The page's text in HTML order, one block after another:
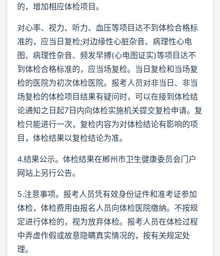
的，增加相应体检项目。
对心率、视力、听力、血压等项目达不到体检合格标
准的，应当日复检;对边缘性心脏杂音、病理性心电
图、病理性杂音、频发早搏(心电图证实)等项目达不
到体检合格标准的，应当场复检。当日复检和当场复
检的医院为初次体检医院。报考人员对非当日、非当
场复检的体检项目结果有疑问时，可以在接到体检结
论通知之日起7日内向体检实施机关提交复检申请。复
检只能进行一次，复检内容为对体检结论有影响的项
目，体检结果以复检结论为准。
4.结果公示。体检结果在郴州市卫生健康委员会门户
网站上另行公告。
5.注意事项。报考人员凭有效身份证件和准考证参加
体检，体检费用由报名人员向体检医院缴纳。不按规
定进行体检的，视为放弃体检。报考人员在体检过程
中弄虚作假或故意隐瞒真实情况的，按有关规定处
理。